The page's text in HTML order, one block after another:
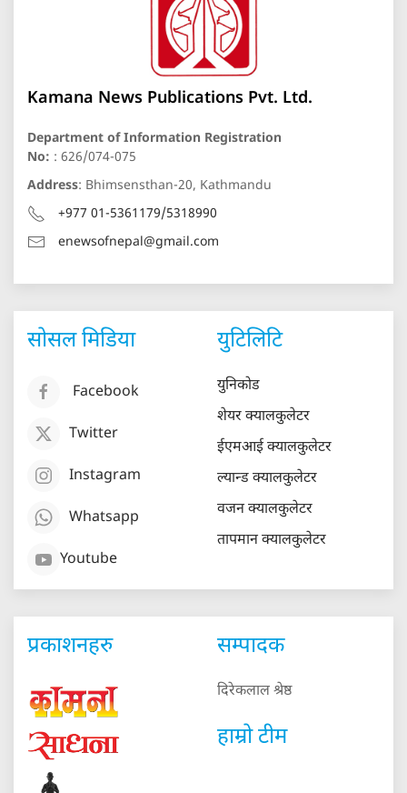
Kamana News Publications Pvt. Ltd.
Department of Information Registration
No: : 626/074-075
Address: Bhimsensthan-20, Kathmandu
+977 01-5361179/5318990
enewsofnepal@gmail.com
सोसल मिडिया
Facebook
Twitter
Instagram
Whatsapp
Youtube
युटिलिटि
युनिकोड
शेयर क्यालकुलेटर
ईएमआई क्यालकुलेटर
ल्यान्ड क्यालकुलेटर
वजन क्यालकुलेटर
तापमान क्यालकुलेटर
प्रकाशनहरु सम्पादक
दिरेकलाल श्रेष्ठ
हाम्रो टीम